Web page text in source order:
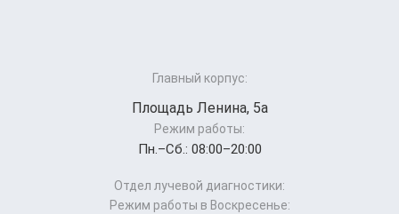
Главный корпус:
Площадь Ленина, 5а
Режим работы:
Пн.–Cб.: 08:00–20:00
Отдел лучевой диагностики:
Режим работы в Воскресенье: